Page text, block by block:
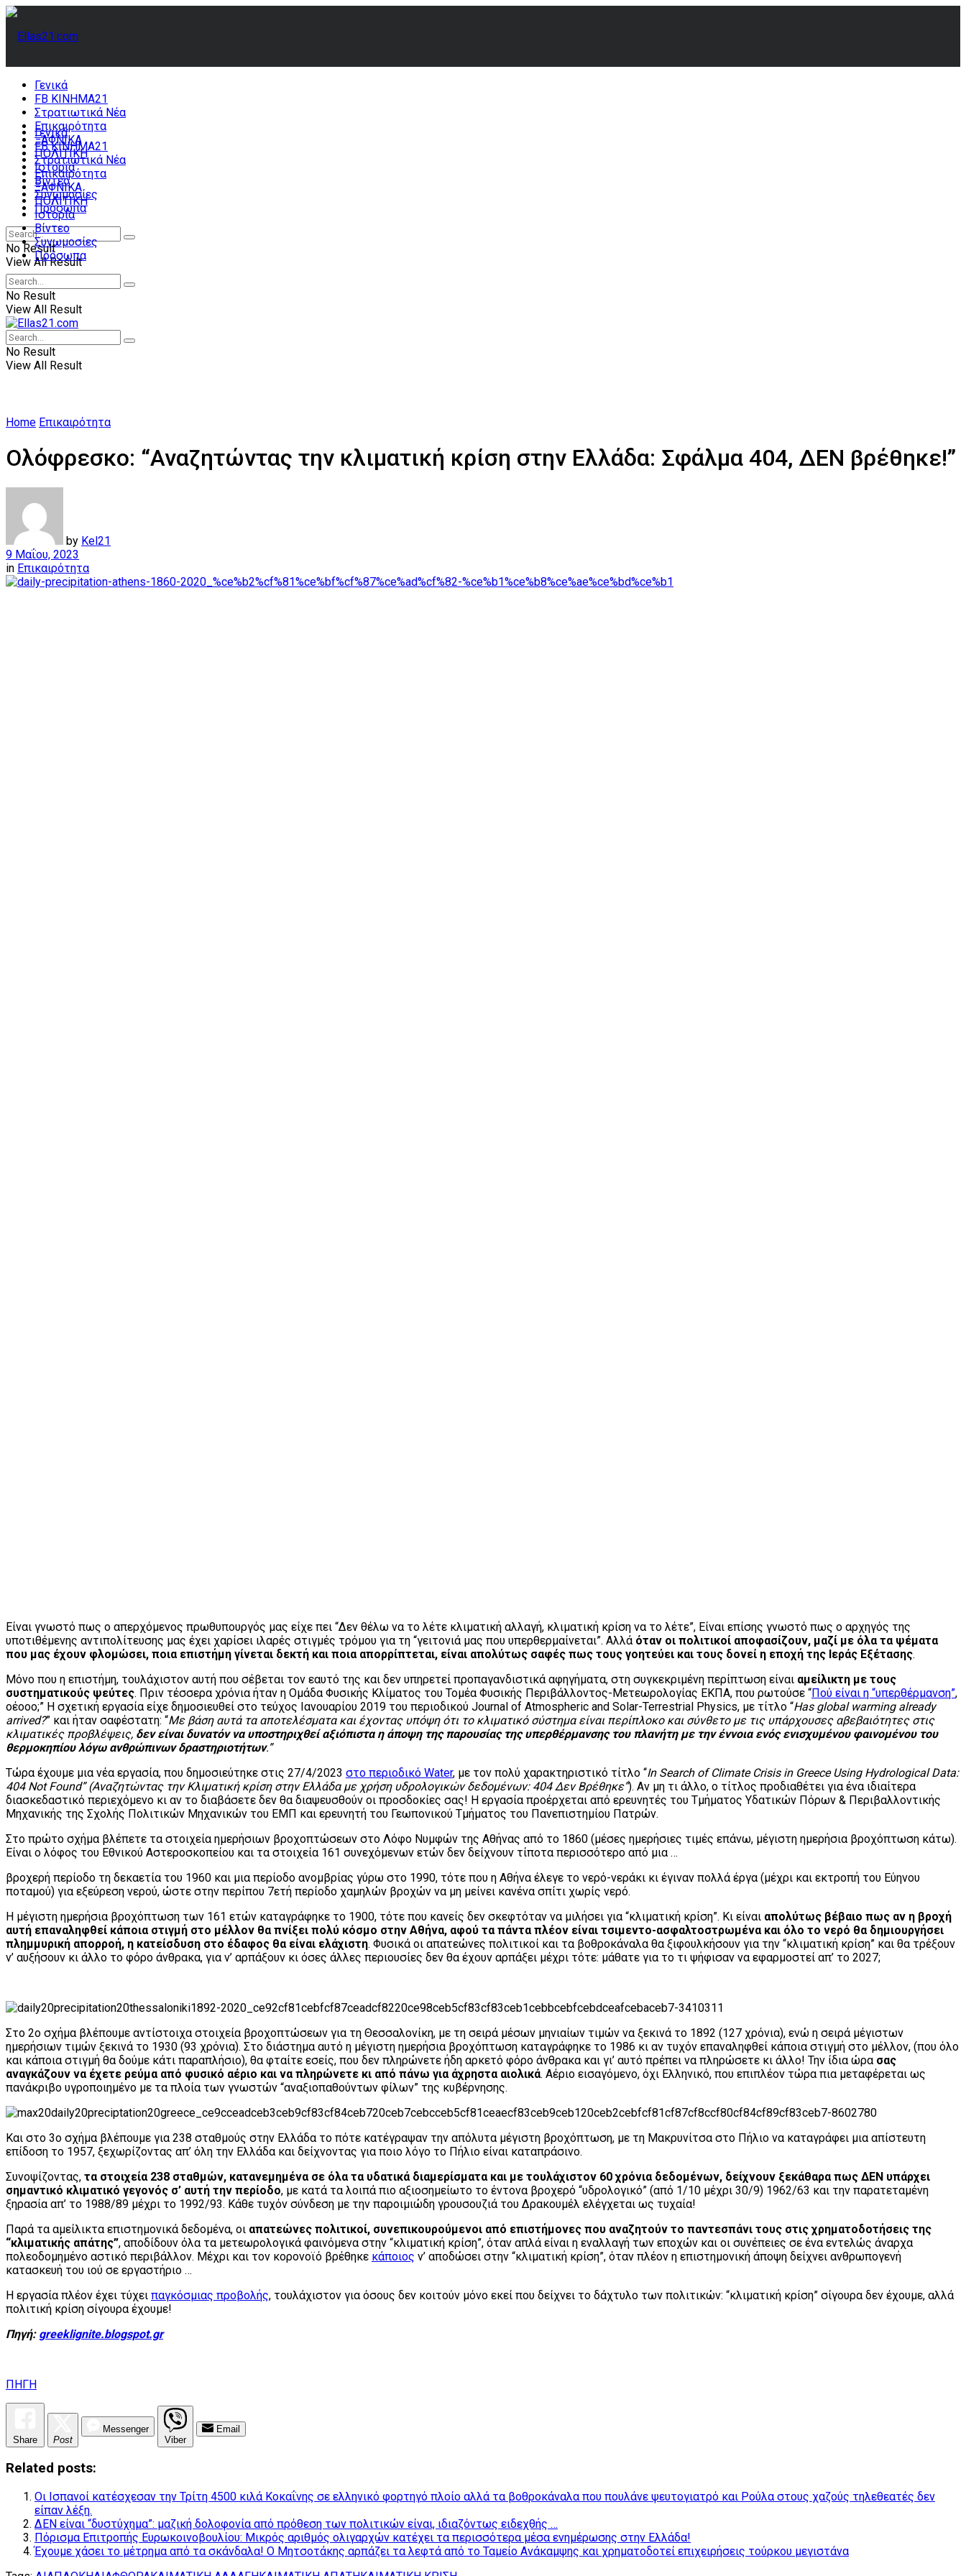
Γενικά
FB ΚΙΝΗΜΑ21
Στρατιωτικά Νέα
Επικαιρότητα
ΞΑΦΝΙΚΑ
ΠΟΛΙΤΙΚΗ
Ιστορία
Βίντεο
Συνωμοσίες
Πρόσωπα
No Result
View All Result
Γενικά
FB ΚΙΝΗΜΑ21
Στρατιωτικά Νέα
Επικαιρότητα
ΞΑΦΝΙΚΑ
ΠΟΛΙΤΙΚΗ
Ιστορία
Βίντεο
Συνωμοσίες
Πρόσωπα
No Result
View All Result
No Result
View All Result
Home Επικαιρότητα
Ολόφρεσκο: “Αναζητώντας την κλιματική κρίση στην Ελλάδα: Σφάλμα 404, ΔΕΝ βρέθηκε!”
by Kel21
9 Μαΐου, 2023
in Επικαιρότητα
Είναι γνωστό πως ο απερχόμενος πρωθυπουργός μας είχε πει “Δεν θέλω να το λέτε κλιματική αλλαγή, κλιματική κρίση να το λέτε”, Είναι επίσης γνωστό πως ο αρχηγός της
υποτιθέμενης αντιπολίτευσης μας έχει χαρίσει ιλαρές στιγμές τρόμου για τη “γειτονιά μας που υπερθερμαίνεται”. Αλλά όταν οι πολιτικοί αποφασίζουν, μαζί με όλα τα ψέματα
που μας έχουν φλομώσει, ποια επιστήμη γίνεται δεκτή και ποια απορρίπτεται, είναι απολύτως σαφές πως τους γοητεύει και τους δονεί η εποχή της Ιεράς Εξέτασης.
Μόνο που η επιστήμη, τουλάχιστον αυτή που σέβεται τον εαυτό της και δεν υπηρετεί προπαγανδιστικά αφηγήματα, στη συγκεκριμένη περίπτωση είναι αμείλικτη με τους
συστηματικούς ψεύτες. Πριν τέσσερα χρόνια ήταν η Ομάδα Φυσικής Κλίματος του Τομέα Φυσικής Περιβάλλοντος-Μετεωρολογίας ΕΚΠΑ, που ρωτούσε “Πού είναι η “υπερθέρμανση”,
οέοοο;” Η σχετική εργασία είχε δημοσιευθεί στο τεύχος Ιανουαρίου 2019 του περιοδικού Journal of Atmospheric and Solar-Terrestrial Physics, με τίτλο “Has global warming already
arrived?” και ήταν σαφέστατη: “Με βάση αυτά τα αποτελέσματα και έχοντας υπόψη ότι το κλιματικό σύστημα είναι περίπλοκο και σύνθετο με τις υπάρχουσες αβεβαιότητες στις
κλιματικές προβλέψεις, δεν είναι δυνατόν να υποστηριχθεί αξιόπιστα η άποψη της παρουσίας της υπερθέρμανσης του πλανήτη με την έννοια ενός ενισχυμένου φαινομένου του
θερμοκηπίου λόγω ανθρώπινων δραστηριοτήτων.”
Τώρα έχουμε μια νέα εργασία, που δημοσιεύτηκε στις 27/4/2023 στο περιοδικό Water, με τον πολύ χαρακτηριστικό τίτλο “In Search of Climate Crisis in Greece Using Hydrological Data:
404 Not Found” (Αναζητώντας την Κλιματική κρίση στην Ελλάδα με χρήση υδρολογικών δεδομένων: 404 Δεν Βρέθηκε”). Αν μη τι άλλο, ο τίτλος προδιαθέτει για ένα ιδιαίτερα
διασκεδαστικό περιεχόμενο κι αν το διαβάσετε δεν θα διαψευσθούν οι προσδοκίες σας! Η εργασία προέρχεται από ερευνητές του Τμήματος Υδατικών Πόρων & Περιβαλλοντικής
Μηχανικής της Σχολής Πολιτικών Μηχανικών του ΕΜΠ και ερευνητή του Γεωπονικού Τμήματος του Πανεπιστημίου Πατρών.
Στο πρώτο σχήμα βλέπετε τα στοιχεία ημερήσιων βροχοπτώσεων στο Λόφο Νυμφών της Αθήνας από το 1860 (μέσες ημερήσιες τιμές επάνω, μέγιστη ημερήσια βροχόπτωση κάτω).
Είναι ο λόφος του Εθνικού Αστεροσκοπείου και τα στοιχεία 161 συνεχόμενων ετών δεν δείχνουν τίποτα περισσότερο από μια …
βροχερή περίοδο τη δεκαετία του 1960 και μια περίοδο ανομβρίας γύρω στο 1990, τότε που η Αθήνα έλεγε το νερό-νεράκι κι έγιναν πολλά έργα (μέχρι και εκτροπή του Εύηνου
ποταμού) για εξεύρεση νερού, ώστε στην περίπου 7ετή περίοδο χαμηλών βροχών να μη μείνει κανένα σπίτι χωρίς νερό.
Η μέγιστη ημερήσια βροχόπτωση των 161 ετών καταγράφηκε το 1900, τότε που κανείς δεν σκεφτόταν να μιλήσει για “κλιματική κρίση”. Κι είναι απολύτως βέβαιο πως αν η βροχή
αυτή επαναληφθεί κάποια στιγμή στο μέλλον θα πνίξει πολύ κόσμο στην Αθήνα, αφού τα πάντα πλέον είναι τσιμεντο-ασφαλτοστρωμένα και όλο το νερό θα δημιουργήσει
πλημμυρική απορροή, η κατείσδυση στο έδαφος θα είναι ελάχιστη. Φυσικά οι απατεώνες πολιτικοί και τα βοθροκάναλα θα ξιφουλκήσουν για την “κλιματική κρίση” και θα τρέξουν
ν’ αυξήσουν κι άλλο το φόρο άνθρακα, για ν’ αρπάξουν κι όσες άλλες περιουσίες δεν θα έχουν αρπάξει μέχρι τότε: μάθατε για το τι ψήφισαν να εφαρμοστεί απ’ το 2027;
Στο 2ο σχήμα βλέπουμε αντίστοιχα στοιχεία βροχοπτώσεων για τη Θεσσαλονίκη, με τη σειρά μέσων μηνιαίων τιμών να ξεκινά το 1892 (127 χρόνια), ενώ η σειρά μέγιστων
ημερήσιων τιμών ξεκινά το 1930 (93 χρόνια). Στο διάστημα αυτό η μέγιστη ημερήσια βροχόπτωση καταγράφηκε το 1986 κι αν τυχόν επαναληφθεί κάποια στιγμή στο μέλλον, (που όλο
και κάποια στιγμή θα δούμε κάτι παραπλήσιο), θα φταίτε εσείς, που δεν πληρώνετε ήδη αρκετό φόρο άνθρακα και γι’ αυτό πρέπει να πληρώσετε κι άλλο! Την ίδια ώρα σας
αναγκάζουν να έχετε ρεύμα από φυσικό αέριο και να πληρώνετε κι από πάνω για άχρηστα αιολικά. Αέριο εισαγόμενο, όχι Ελληνικό, που επιπλέον τώρα πια μεταφέρεται ως
πανάκριβο υγροποιημένο με τα πλοία των γνωστών “αναξιοπαθούντων φίλων” της κυβέρνησης.
Και στο 3ο σχήμα βλέπουμε για 238 σταθμούς στην Ελλάδα το πότε κατέγραψαν την απόλυτα μέγιστη βροχόπτωση, με τη Μακρυνίτσα στο Πήλιο να καταγράφει μια απίστευτη
επίδοση το 1957, ξεχωρίζοντας απ’ όλη την Ελλάδα και δείχνοντας για ποιο λόγο το Πήλιο είναι καταπράσινο.
Συνοψίζοντας, τα στοιχεία 238 σταθμών, κατανεμημένα σε όλα τα υδατικά διαμερίσματα και με τουλάχιστον 60 χρόνια δεδομένων, δείχνουν ξεκάθαρα πως ΔΕΝ υπάρχει
σημαντικό κλιματικό γεγονός σ’ αυτή την περίοδο, με κατά τα λοιπά πιο αξιοσημείωτο το έντονα βροχερό “υδρολογικό” (από 1/10 μέχρι 30/9) 1962/63 και την παρατεταμένη
ξηρασία απ’ το 1988/89 μέχρι το 1992/93. Κάθε τυχόν σύνδεση με την παροιμιώδη γρουσουζιά του Δρακουμέλ ελέγχεται ως τυχαία!
Παρά τα αμείλικτα επιστημονικά δεδομένα, οι απατεώνες πολιτικοί, συνεπικουρούμενοι από επιστήμονες που αναζητούν το παντεσπάνι τους στις χρηματοδοτήσεις της
“κλιματικής απάτης”, αποδίδουν όλα τα μετεωρολογικά φαινόμενα στην “κλιματική κρίση”, όταν απλά είναι η εναλλαγή των εποχών και οι συνέπειες σε ένα εντελώς άναρχα
πολεοδομημένο αστικό περιβάλλον. Μέχρι και τον κορονοϊό βρέθηκε κάποιος ν’ αποδώσει στην “κλιματική κρίση”, όταν πλέον η επιστημονική άποψη δείχνει ανθρωπογενή
κατασκευή του ιού σε εργαστήριο …
Η εργασία πλέον έχει τύχει παγκόσμιας προβολής, τουλάχιστον για όσους δεν κοιτούν μόνο εκεί που δείχνει το δάχτυλο των πολιτικών: “κλιματική κρίση” σίγουρα δεν έχουμε, αλλά
πολιτική κρίση σίγουρα έχουμε!
Πηγή: greeklignite.blogspot.gr
ΠΗΓΗ
Share Post
Messenger
Viber
Email
Related posts:
Οι Ισπανοί κατέσχεσαν την Τρίτη 4500 κιλά Κοκαΐνης σε ελληνικό φορτηγό πλοίο αλλά τα βοθροκάναλα που πουλάνε ψευτογιατρό και Ρούλα στους χαζούς τηλεθεατές δεν
είπαν λέξη.
ΔΕΝ είναι “δυστύχημα”: μαζική δολοφονία από πρόθεση των πολιτικών είναι, ιδιαζόντως ειδεχθής …
Πόρισμα Επιτροπής Ευρωκοινοβουλίου: Μικρός αριθμός ολιγαρχών κατέχει τα περισσότερα μέσα ενημέρωσης στην Ελλάδα!
Έχουμε χάσει το μέτρημα από τα σκάνδαλα! Ο Μητσοτάκης αρπάζει τα λεφτά από το Ταμείο Ανάκαμψης και χρηματοδοτεί επιχειρήσεις τούρκου μεγιστάνα